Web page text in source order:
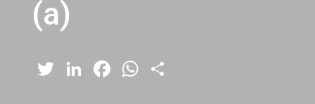
(a)
Twitter
LinkedIn
Facebook
WhatsApp